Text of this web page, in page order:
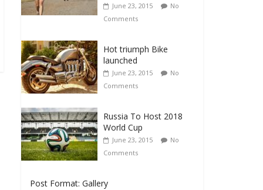
June 23, 2015
No
Comments
Hot triumph Bike
launched
June 23, 2015
No
Comments
Russia To Host 2018
World Cup
June 23, 2015
No
Comments
Post Format: Gallery